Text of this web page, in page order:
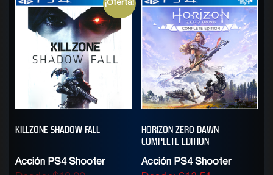
¡Oferta!
KILLZONE SHADOW FALL
Acción PS4 Shooter
HORIZON ZERO DAWN
COMPLETE EDITION
Acción PS4 Shooter